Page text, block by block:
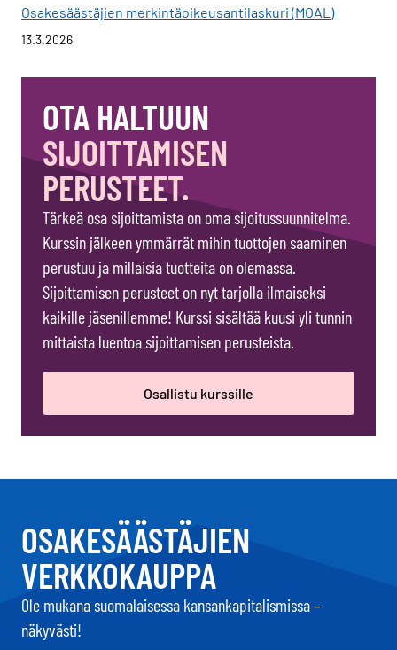
Osakesäästäjien merkintäoikeusantilaskuri (MOAL)
13.3.2026
OTA HALTUUN
SIJOITTAMISEN
PERUSTEET.
Tärkeä osa sijoittamista on oma sijoitussuunnitelma.
Kurssin jälkeen ymmärrät mihin tuottojen saaminen
perustuu ja millaisia tuotteita on olemassa.
Sijoittamisen perusteet on nyt tarjolla ilmaiseksi
kaikille jäsenillemme! Kurssi sisältää kuusi yli tunnin
mittaista luentoa sijoittamisen perusteista.
Osallistu kurssille
OSAKESÄÄSTÄJIEN
VERKKOKAUPPA
Ole mukana suomalaisessa kansankapitalismissa –
näkyvästi!